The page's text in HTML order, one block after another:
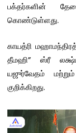
பக்தர்களின்
கொண்டுள்ளது.
காயத்ரி
தீமஹி” ஸ்ரீ
யஜுர்வேதம்
குறிக்கிறது.